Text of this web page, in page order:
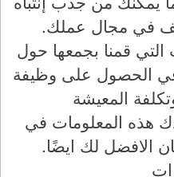
في مجال عملك.
قمنا بجمعها حول
الحصول على وظيفة
المعيشة
هذه المعلومات في
الافضل لك ايضًا.